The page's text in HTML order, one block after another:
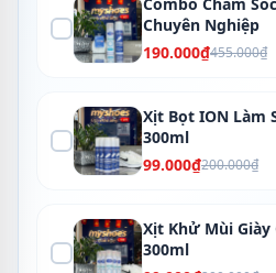
Chuyên Nghiệp
190.000₫455.000₫
Xịt Bọt ION Làm
300ml
99.000₫200.000₫
Xịt Khử Mùi Giày
300ml